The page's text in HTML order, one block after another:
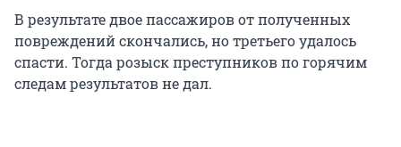
В результате двое пассажиров от полученных
повреждений скончались, но третьего удалось
спасти. Тогда розыск преступников по горячим
следам результатов не дал.